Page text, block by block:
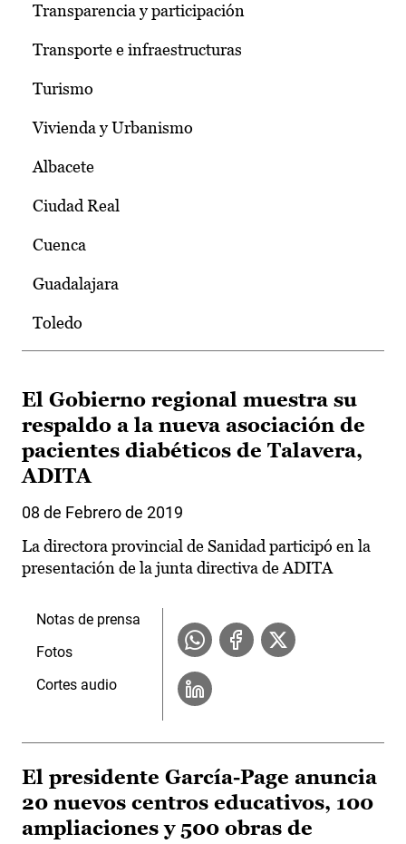
Transparencia y participación
Transporte e infraestructuras
Turismo
Vivienda y Urbanismo
Albacete
Ciudad Real
Cuenca
Guadalajara
Toledo
El Gobierno regional muestra su
respaldo a la nueva asociación de
pacientes diabéticos de Talavera,
ADITA
08 de Febrero de 2019
La directora provincial de Sanidad participó en la
presentación de la junta directiva de ADITA
Notas de prensa
Fotos
Cortes audio
El presidente García-Page anuncia
20 nuevos centros educativos, 100
ampliaciones y 500 obras de